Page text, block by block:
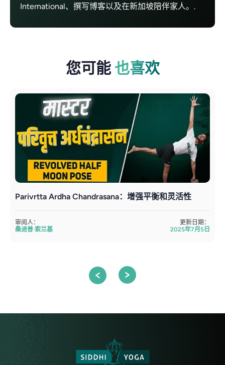
International、撰写博客以及在新加坡陪伴家人。.
您可能 也喜欢
Parivrtta Ardha Chandrasana：增强平衡和灵活性
审阅人：
桑迪普·索兰基
更新日期：
2025年7月5日